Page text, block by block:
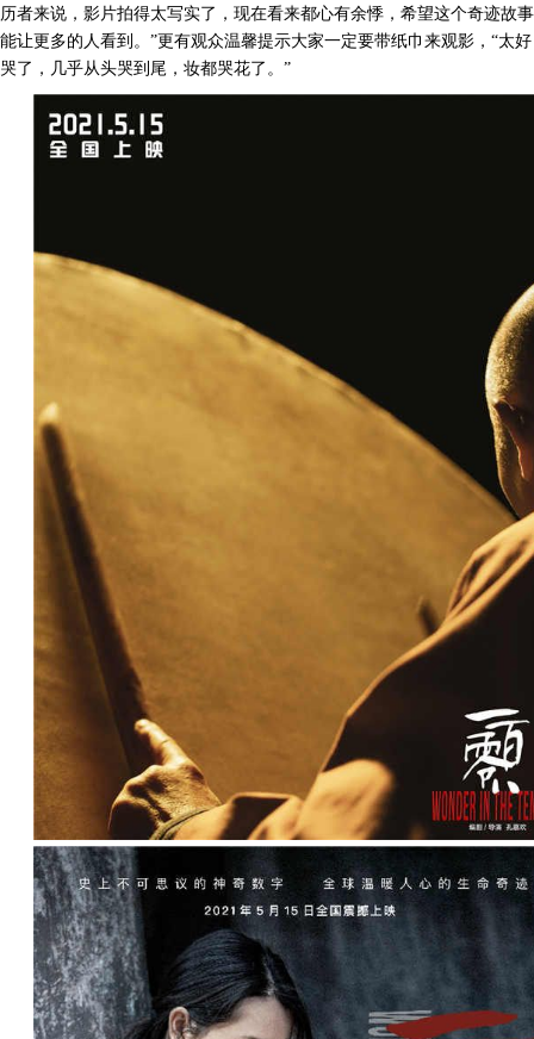
历者来说，影片拍得太写实了，现在看来都心有余悸，希望这个奇迹故事
能让更多的人看到。”更有观众温馨提示大家一定要带纸巾来观影，“太好
哭了，几乎从头哭到尾，妆都哭花了。”